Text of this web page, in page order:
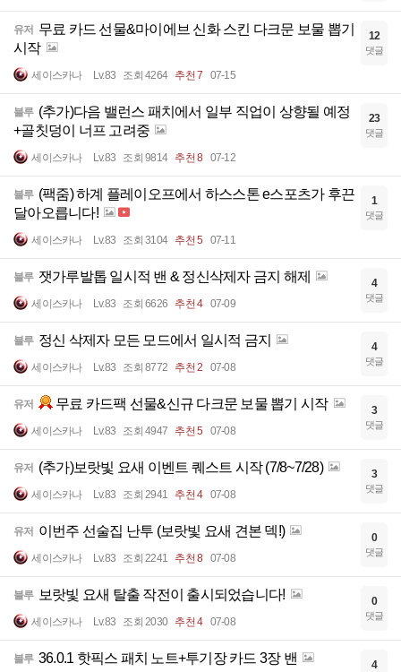
유저 무료 카드 선물&마이에브 신화 스킨 다크문 보물 뽑기
시작
세이스카나 Lv.83 조회 4264 추천 7 07-15
12
댓글
블루 (추가)다음 밸런스 패치에서 일부 직업이 상향될 예정
+골칫덩이 너프 고려중
세이스카나 Lv.83 조회 9814 추천 8 07-12
23
댓글
블루 (팩줌) 하계 플레이오프에서 하스스톤 e스포츠가 후끈
달아오릅니다!
세이스카나 Lv.83 조회 3104 추천 5 07-11
1
댓글
블루 잿가루발톱 일시적 밴 & 정신삭제자 금지 해제
세이스카나 Lv.83 조회 6626 추천 4 07-09
4
댓글
블루 정신 삭제자 모든 모드에서 일시적 금지
세이스카나 Lv.83 조회 8772 추천 2 07-08
4
댓글
유저 무료 카드팩 선물&신규 다크문 보물 뽑기 시작
세이스카나 Lv.83 조회 4947 추천 5 07-08
3
댓글
유저 (추가)보랏빛 요새 이벤트 퀘스트 시작 (7/8~7/28)
세이스카나 Lv.83 조회 2941 추천 4 07-08
3
댓글
유저 이번주 선술집 난투 (보랏빛 요새 견본 덱!)
세이스카나 Lv.83 조회 2241 추천 8 07-08
0
댓글
블루 보랏빛 요새 탈출 작전이 출시되었습니다!
세이스카나 Lv.83 조회 2030 추천 4 07-08
0
댓글
블루 36.0.1 핫픽스 패치 노트+투기장 카드 3장 밴 4